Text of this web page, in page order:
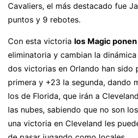
Cavaliers, el más destacado fue
puntos y 9 rebotes.
Con esta victoria los Magic
eliminatoria y cambian la
dos victorias en Orlando han sido
primera y +23 la segunda, dando
los de Florida, que irán a
las nubes, sabiendo que no son
una victoria en Cleveland les